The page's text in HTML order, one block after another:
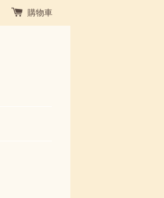
購物車